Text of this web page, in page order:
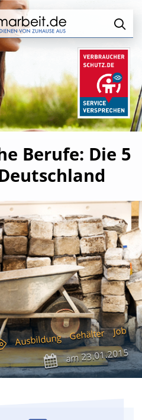
Berufe: Die 5
Ausbildung Gehälter Job
am23.01.2015